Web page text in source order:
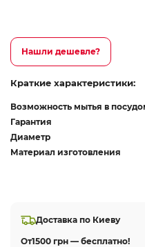
Нашли дешевле?
Краткие характеристики:
Возможность мытья в
Гарантия
Диаметр
Материал изготовления
Доставка по Киеву
От1500 грн — бесплатно!